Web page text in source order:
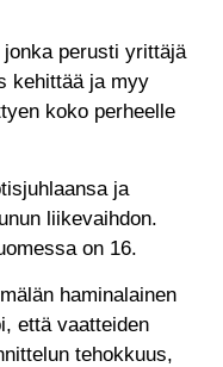
jonka perusti yrittäjä
kehittää ja myy
koko perheelle
ja
liikevaihdon.
on 16.
haminalainen
että vaatteiden
tehokkuus,